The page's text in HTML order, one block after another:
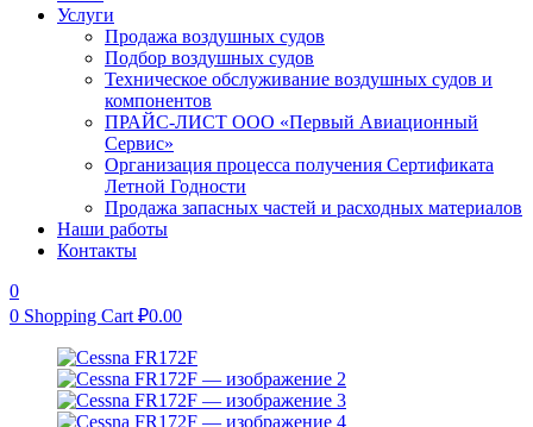
Услуги
Продажа воздушных судов
Подбор воздушных судов
Техническое обслуживание воздушных судов и
компонентов
ПРАЙС-ЛИСТ ООО «Первый Авиационный
Сервис»
Организация процесса получения Сертификата
Летной Годности
Продажа запасных частей и расходных материалов
Наши работы
Контакты
0
0 Shopping Cart ₽0.00